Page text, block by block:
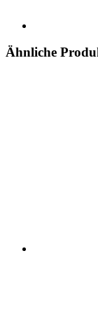
Ähnliche